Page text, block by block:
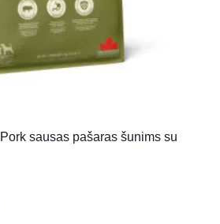
sausas pašaras šunims su